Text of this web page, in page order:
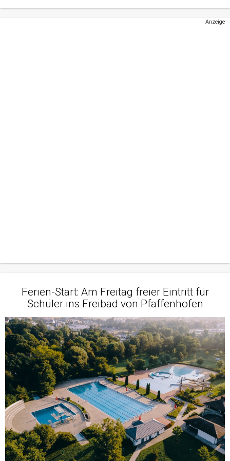
Anzeige
Ferien-Start: Am Freitag freier Eintritt für
Schüler ins Freibad von Pfaffenhofen